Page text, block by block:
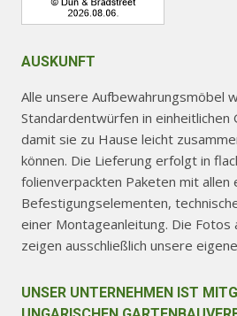
AUSKUNFT
Alle unsere Aufbewahrungsmöbel
Standardentwürfen in
damit sie zu Hause leicht
können. Die Lieferung erfolgt in
folienverpackten Paketen mit allen
Befestigungselementen,
einer Montageanleitung. Die
zeigen ausschließlich unsere
UNSER UNTERNEHMEN IST